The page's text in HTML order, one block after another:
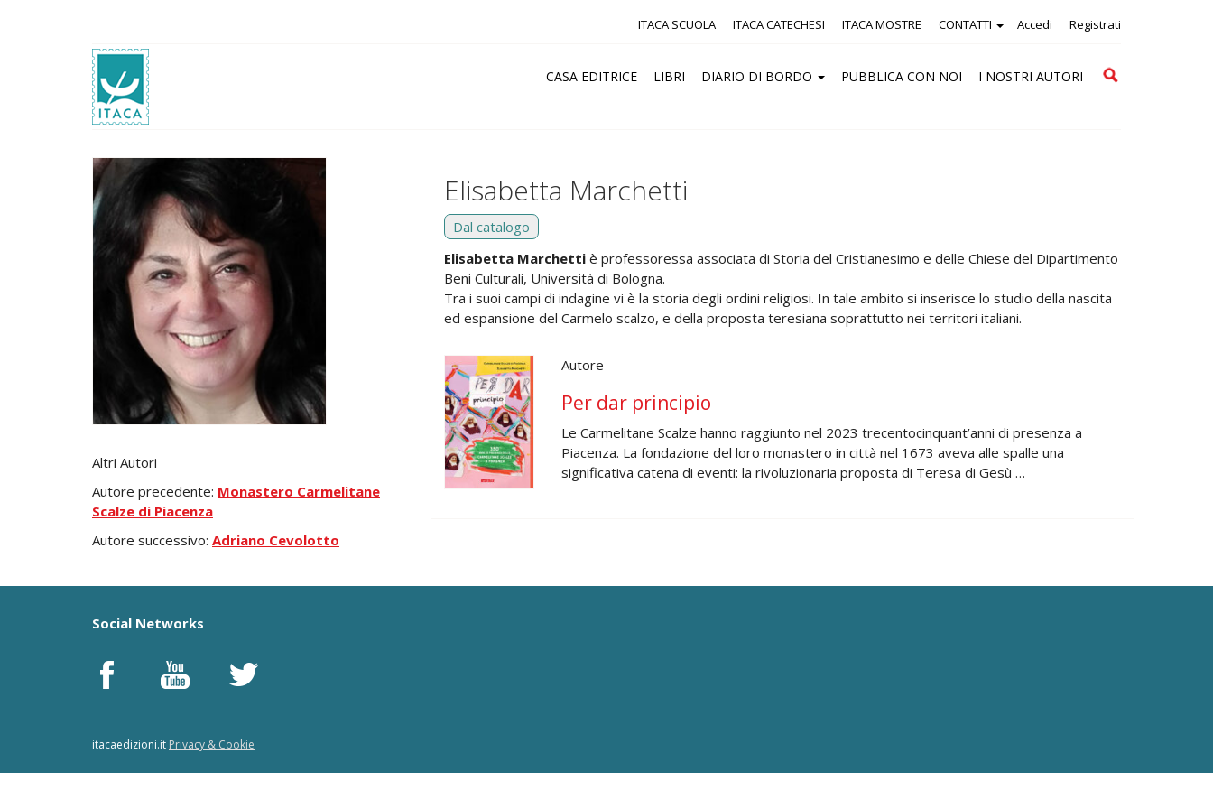
Accedi Registrati
ITACA SCUOLA ITACA CATECHESI ITACA MOSTRE CONTATTI
CASA EDITRICE LIBRI DIARIO DI BORDO PUBBLICA CON NOI I NOSTRI AUTORI
Cerca
Altri Autori
Autore precedente: Monastero Carmelitane
Scalze di Piacenza
Autore successivo: Adriano Cevolotto
Elisabetta Marchetti
Dal catalogo
Elisabetta Marchetti è professoressa associata di Storia del Cristianesimo e delle Chiese del Dipartimento
Beni Culturali, Università di Bologna.
Tra i suoi campi di indagine vi è la storia degli ordini religiosi. In tale ambito si inserisce lo studio della nascita
ed espansione del Carmelo scalzo, e della proposta teresiana soprattutto nei territori italiani.
Autore
Per dar principio
Le Carmelitane Scalze hanno raggiunto nel 2023 trecentocinquant’anni di presenza a
Piacenza. La fondazione del loro monastero in città nel 1673 aveva alle spalle una
significativa catena di eventi: la rivoluzionaria proposta di Teresa di Gesù …
Social Networks
itacaedizioni.it Privacy & Cookie